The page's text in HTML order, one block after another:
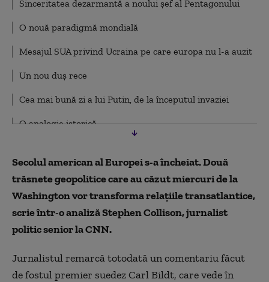
Sinceritatea dezarmantă a noului șef al Pentagonului
O nouă paradigmă mondială
Mesajul SUA privind Ucraina pe care europa nu l-a auzit
Un nou duș rece
Cea mai bună zi a lui Putin, de la începutul invaziei
O analogie istorică
Secolul american al Europei s-a încheiat. Două
trăsnete geopolitice care au căzut miercuri de la
Washington vor transforma relaţiile transatlantice,
scrie într-o analiză Stephen Collison, jurnalist
politic senior la CNN.
Jurnalistul remarcă totodată un comentariu făcut
de fostul premier suedez Carl Bildt, care vede în